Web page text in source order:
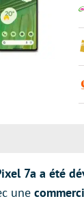
7a a été
une